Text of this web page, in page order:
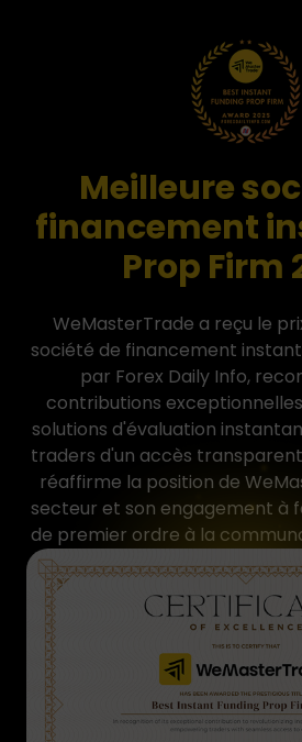
Meilleure
financement
Prop Firm
WeMasterTrade a reçu le
société de financement
par Forex Daily Info,
contributions
solutions d'évaluation
traders d'un accès
réaffirme la position de
secteur et son engagement à
de premier ordre à la